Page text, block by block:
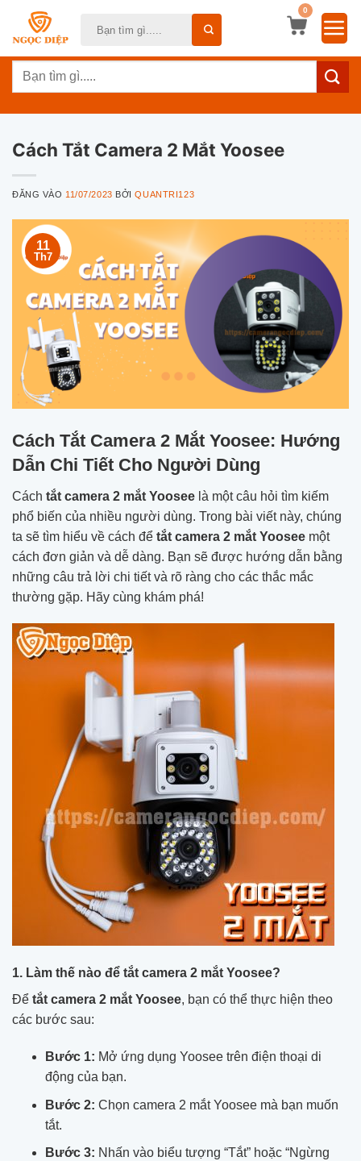
dung
0
Tìm
Cách Tắt Camera 2 Mắt Yoosee
ĐĂNG VÀO 11/07/2023 BỞIQUANTRI123
11
Th7
Cách Tắt Camera 2 Mắt Yoosee: Hướng
Dẫn Chi Tiết Cho Người Dùng
Cách tắt camera 2 mắt Yoosee là một câu hỏi tìm kiếm
phổ biến của nhiều người dùng. Trong bài viết này, chúng
ta sẽ tìm hiểu về cách để tắt camera 2 mắt Yoosee một
cách đơn giản và dễ dàng. Bạn sẽ được hướng dẫn bằng
những câu trả lời chi tiết và rõ ràng cho các thắc mắc
thường gặp. Hãy cùng khám phá!
1. Làm thế nào để tắt camera 2 mắt Yoosee?
Để tắt camera 2 mắt Yoosee, bạn có thể thực hiện theo
các bước sau:
Bước 1: Mở ứng dụng Yoosee trên điện thoại di
động của bạn.
Bước 2: Chọn camera 2 mắt Yoosee mà bạn muốn
tắt.
Bước 3: Nhấn vào biểu tượng “Tắt” hoặc “Ngừng